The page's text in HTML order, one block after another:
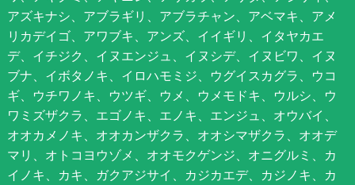
アズキナシ、アブラギリ、アブラチャン、アベマキ、アメ
リカデイゴ、アワブキ、アンズ、イイギリ、イタヤカエ
デ、イチジク、イヌエンジュ、イヌシデ、イヌビワ、イヌ
ブナ、イボタノキ、イロハモミジ、ウグイスカグラ、ウコ
ギ、ウチワノキ、ウツギ、ウメ、ウメモドキ、ウルシ、ウ
ワミズザクラ、エゴノキ、エノキ、エンジュ、オウバイ、
オオカメノキ、オオカンザクラ、オオシマザクラ、オオデ
マリ、オトコヨウゾメ、オオモクゲンジ、オニグルミ、カ
イノキ、カキ、ガクアジサイ、カジカエデ、カジノキ、カ